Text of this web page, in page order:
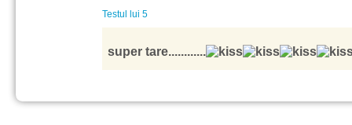
Testul lui 5
super tare............